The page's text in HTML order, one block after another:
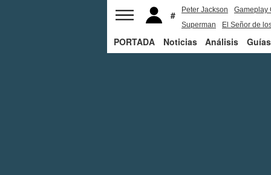
Peter Jackson
Gameplay
Superman
El Señor de
PORTADA Noticias Análisis Guías